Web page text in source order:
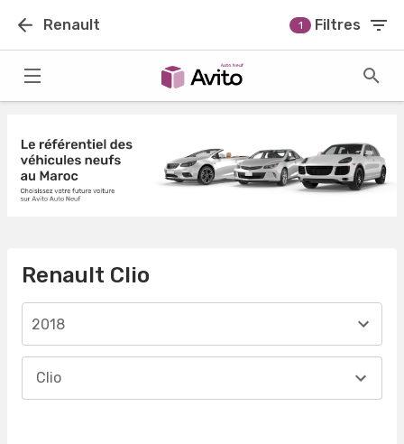
Renault 1 Filtres
Renault Clio
2018
Clio